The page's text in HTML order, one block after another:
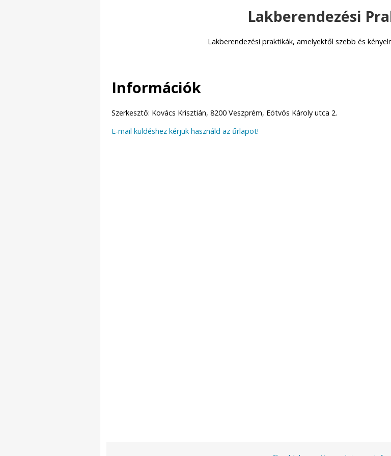
Lakberendezési
Lakberendezési praktikák, amelyektől szebb és
Információk
Szerkesztő: Kovács Krisztián, 8200 Veszprém, Eötvös Károly utca 2.
E-mail küldéshez kérjük használd az űrlapot!